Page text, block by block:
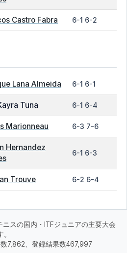
Castro Fabra 6-1 6-2
Lana Almeida 6-1 6-1
Tuna 6-1 6-4
Marionneau 6-3 7-6
Hernandez
6-1 6-3
Trouve 6-2 6-4
スの国内・ITFジュニアの主要大会
7,862、登録結果数467,997